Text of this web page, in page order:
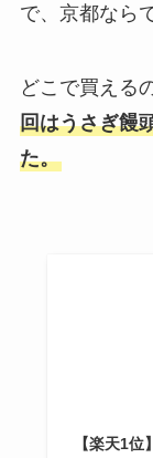
で、京都なら
どこで買える
回はうさぎ饅
た。
【楽天1